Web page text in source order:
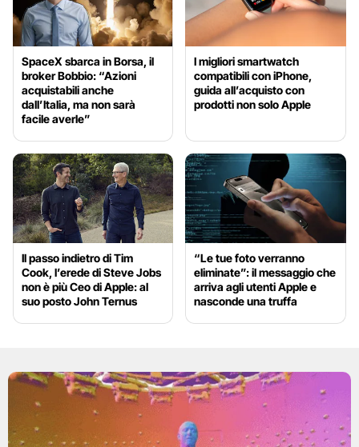
SpaceX sbarca in Borsa, il
broker Bobbio: “Azioni
acquistabili anche
dall’Italia, ma non sarà
facile averle”
I migliori smartwatch
compatibili con iPhone,
guida all’acquisto con
prodotti non solo Apple
Il passo indietro di Tim
Cook, l’erede di Steve Jobs
non è più Ceo di Apple: al
suo posto John Ternus
“Le tue foto verranno
eliminate”: il messaggio che
arriva agli utenti Apple e
nasconde una truffa